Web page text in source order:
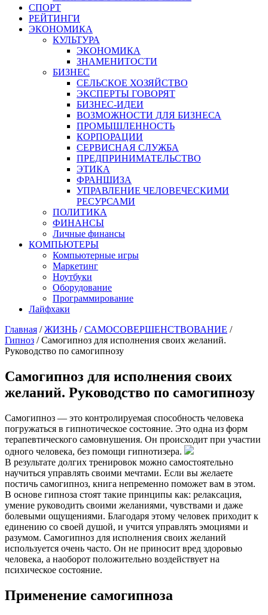
СПОРТ
РЕЙТИНГИ
ЭКОНОМИКА
КУЛЬТУРА
ЭКОНОМИКА
ЗНАМЕНИТОСТИ
БИЗНЕС
СЕЛЬСКОЕ ХОЗЯЙСТВО
ЭКСПЕРТЫ ГОВОРЯТ
БИЗНЕС-ИДЕИ
ВОЗМОЖНОСТИ ДЛЯ БИЗНЕСА
ПРОМЫШЛЕННОСТЬ
КОРПОРАЦИИ
СЕРВИСНАЯ СЛУЖБА
ПРЕДПРИНИМАТЕЛЬСТВО
ЭТИКА
ФРАНШИЗА
УПРАВЛЕНИЕ ЧЕЛОВЕЧЕСКИМИ
РЕСУРСАМИ
ПОЛИТИКА
ФИНАНСЫ
Личные финансы
КОМПЬЮТЕРЫ
Компьютерные игры
Маркетинг
Ноутбуки
Оборудование
Программирование
Лайфхаки
Главная /ЖИЗНЬ /САМОСОВЕРШЕНСТВОВАНИЕ /
Гипноз /Самогипноз для исполнения своих желаний.
Руководство по самогипнозу
Самогипноз для исполнения своих
желаний. Руководство по самогипнозу
Самогипноз — это контролируемая способность человека
погружаться в гипнотическое состояние. Это одна из форм
терапевтического самовнушения. Он происходит при участии
одного человека, без помощи гипнотизера.
В результате долгих тренировок можно самостоятельно
научиться управлять своими мечтами. Если вы желаете
постичь самогипноз, книга непременно поможет вам в этом.
В основе гипноза стоят такие принципы как: релаксация,
умение руководить своими желаниями, чувствами и даже
болевыми ощущениями. Благодаря этому человек приходит к
единению со своей душой, и учится управлять эмоциями и
разумом. Самогипноз для исполнения своих желаний
используется очень часто. Он не приносит вред здоровью
человека, а наоборот положительно воздействует на
психическое состояние.
Применение самогипноза